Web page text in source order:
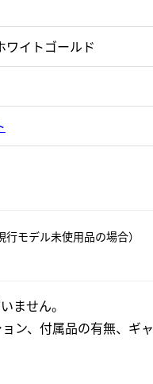
ワイトゴールド
モデル未使用品の場合）
ません。
ン、付属品の有無、ギ